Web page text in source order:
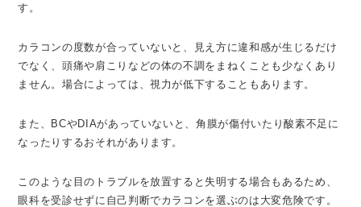
す。
カラコンの度数が合っていないと、見え方に違和感が生じるだけ
でなく、頭痛や肩こりなどの体の不調をまねくことも少なくあり
ません。場合によっては、視力が低下することもあります。
また、BCやDIAがあっていないと、角膜が傷付いたり酸素不足に
なったりするおそれがあります。
このような目のトラブルを放置すると失明する場合もあるため、
眼科を受診せずに自己判断でカラコンを選ぶのは大変危険です。